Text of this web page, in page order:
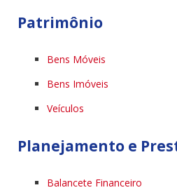
Patrimônio
Bens Móveis
Bens Imóveis
Veículos
Planejamento e
Balancete Financeiro